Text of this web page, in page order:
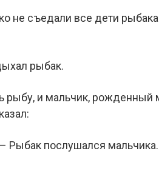
не съедали все дети
рыбак.
и мальчик, рожденный
Рыбак послушался